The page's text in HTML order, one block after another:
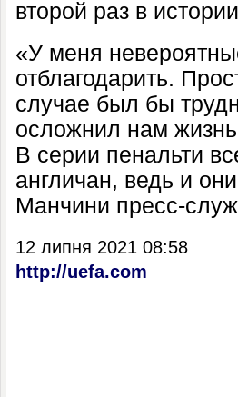
второй раз в
«У меня
отблагодарить.
случае был бы
осложнил нам
В серии пенальти
англичан, ведь и
Манчини пресс-
12 липня 2021 08:58
http://uefa.com